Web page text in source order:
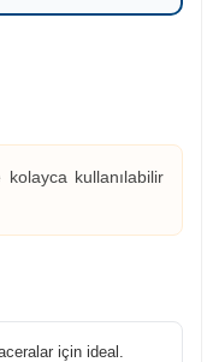
kullanılabilir
için ideal.